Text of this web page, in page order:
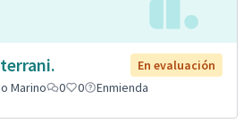
En evaluación
Marino 0 0 Enmienda